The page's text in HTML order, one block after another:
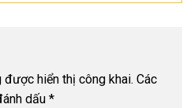
được hiển thị công khai. Các
dấu *